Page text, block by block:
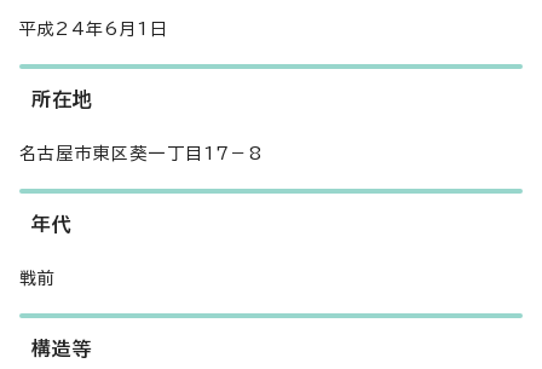
平成24年6月1日
所在地
名古屋市東区葵一丁目17－8
年代
戦前
構造等